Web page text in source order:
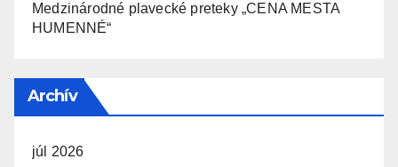
Medzinárodné plavecké preteky „CENA MESTA
HUMENNÉ“
Archív
júl 2026